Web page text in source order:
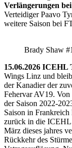
Verlängerungen
Verteidiger Paavo
weitere Saison bei
Brady Shaw
15.06.2026 ICEHL
Wings Linz und
der Kanadier der
Fehervar AV19.
der Saison 2022-
Saison in
zurück in die ICEHL
März dieses jahres
Rückkehr des